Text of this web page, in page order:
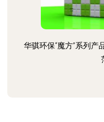
华骐环保“魔方”系列产